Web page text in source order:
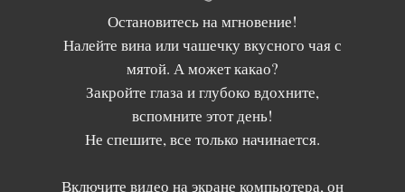
Остановитесь на мгновение!
Налейте вина или чашечку вкусного чая с
мятой. А может какао?
Закройте глаза и глубоко вдохните,
вспомните этот день!
Не спешите, все только начинается.
Включите видео на экране компьютера, он